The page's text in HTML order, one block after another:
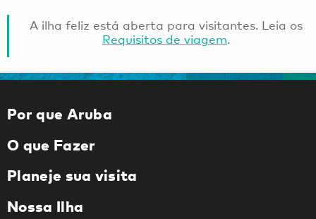
A ilha feliz está aberta para visitantes. Leia os
Requisitos de viagem.
Por que Aruba
O que Fazer
Planeje sua visita
Nossa Ilha